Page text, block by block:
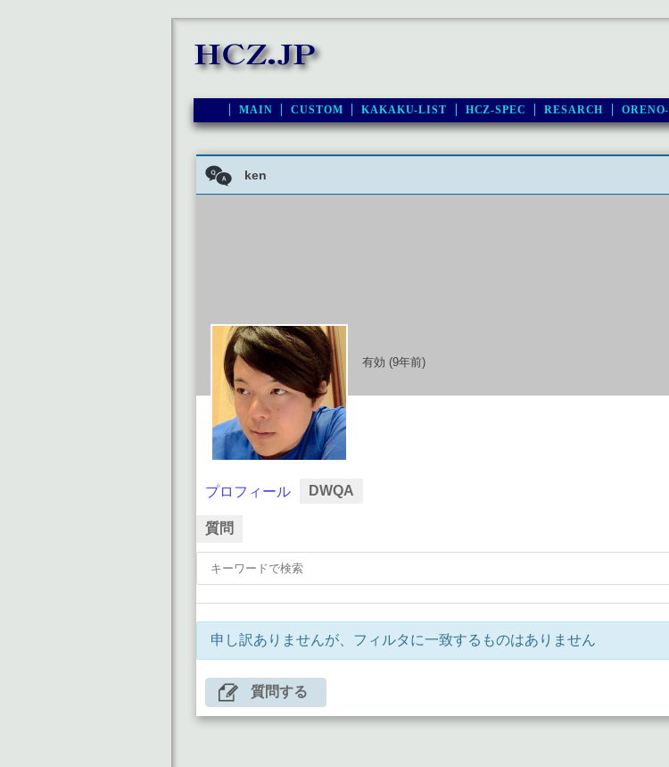
MAIN CUSTOM KAKAKU-LIST HCZ-SPEC RESARCH
ken
有効 (9年前)
プロフィール DWQA
質問
申し訳ありませんが、フィルタに一致するものはありません
質問する